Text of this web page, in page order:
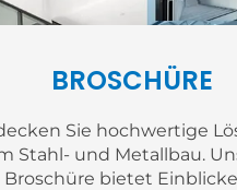
BROSCHÜRE
Sie hochwertige
Stahl- und Metallbau.
Broschüre bietet